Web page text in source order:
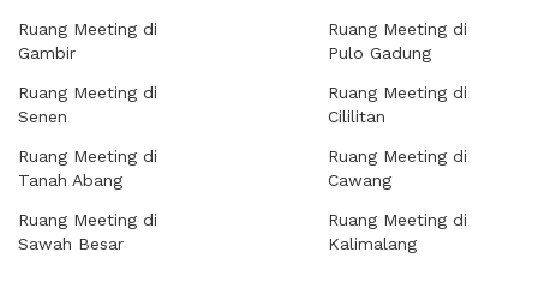
Ruang Meeting di
Gambir
Ruang Meeting di
Senen
Ruang Meeting di
Tanah Abang
Ruang Meeting di
Sawah Besar
Ruang Meeting di
Pulo Gadung
Ruang Meeting di
Cililitan
Ruang Meeting di
Cawang
Ruang Meeting di
Kalimalang